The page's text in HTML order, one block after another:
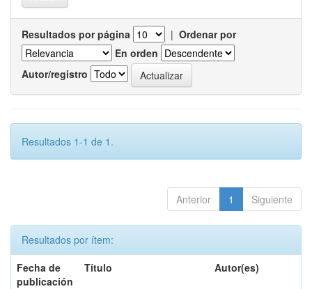
Resultados por página | Ordenar por
En orden
Autor/registro
Resultados 1-1 de 1.
Anterior 1 Siguiente
Resultados por ítem:
Fecha de
publicación
Título Autor(es)